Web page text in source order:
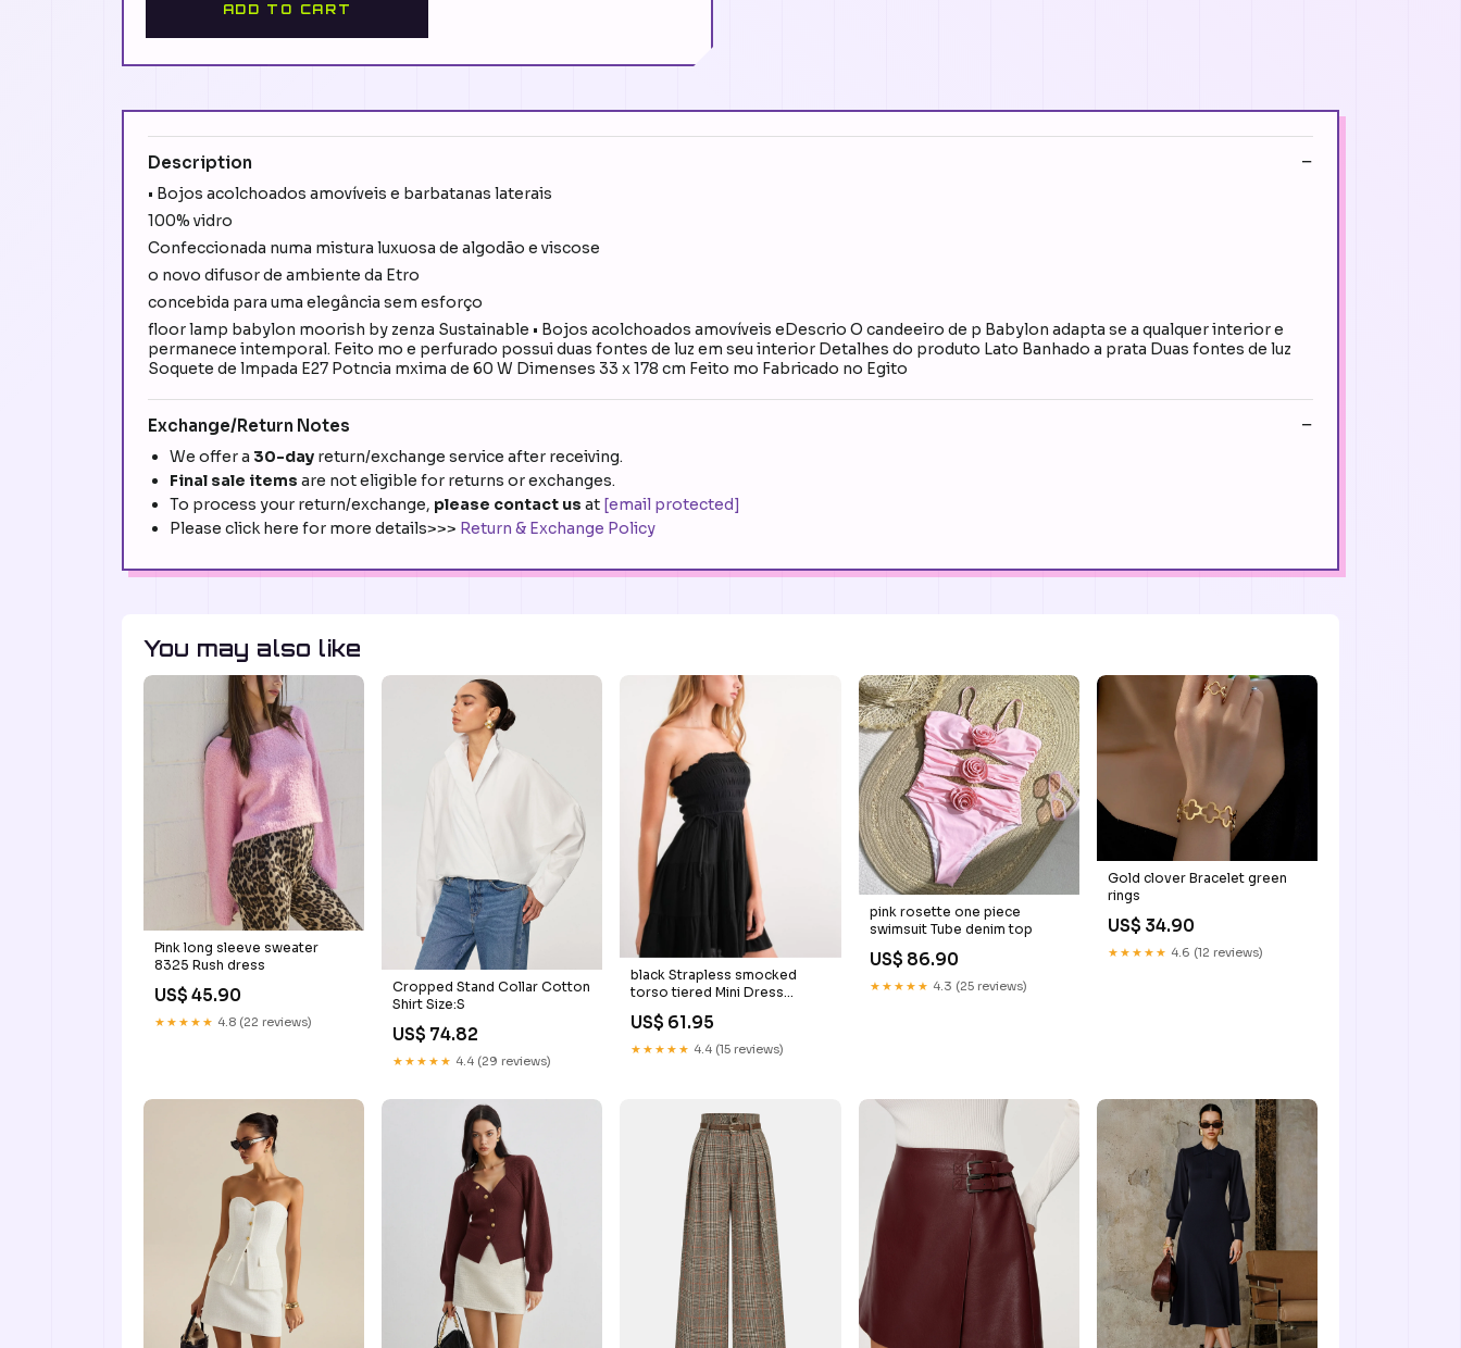
ADD TO CART
Description
• Bojos acolchoados amovíveis e barbatanas laterais
100% vidro
Confeccionada numa mistura luxuosa de algodão e viscose
o novo difusor de ambiente da Etro
concebida para uma elegância sem esforço
floor lamp babylon moorish by zenza Sustainable • Bojos acolchoados amovíveis eDescrio O candeeiro de p Babylon adapta se a qualquer interior e
permanece intemporal. Feito mo e perfurado possui duas fontes de luz em seu interior Detalhes do produto Lato Banhado a prata Duas fontes de luz
Soquete de lmpada E27 Potncia mxima de 60 W Dimenses 33 x 178 cm Feito mo Fabricado no Egito
Exchange/Return Notes
We offer a 30-day return/exchange service after receiving.
Final sale items are not eligible for returns or exchanges.
To process your return/exchange, please contact us at [email protected]
Please click here for more details>>> Return & Exchange Policy
You may also like
Pink long sleeve sweater
8325 Rush dress
US$ 45.90
★★★★★ 4.8 (22 reviews)
Cropped Stand Collar Cotton
Shirt Size:S
US$ 74.82
★★★★★ 4.4 (29 reviews)
black Strapless smocked
torso tiered Mini Dress
US$ 61.95
★★★★★ 4.4 (15 reviews)
pink rosette one piece
swimsuit Tube denim top
US$ 86.90
★★★★★ 4.3 (25 reviews)
Gold clover Bracelet green
rings
US$ 34.90
★★★★★ 4.6 (12 reviews)